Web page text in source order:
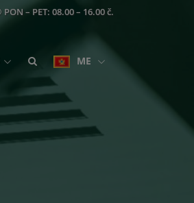
PON – PET: 08.00 – 16.00 č.
ME